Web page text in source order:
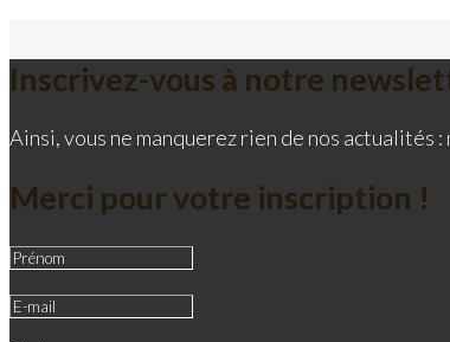
Inscrivez-vous à notre
Ainsi, vous ne manquerez rien de nos
Merci pour votre inscription !